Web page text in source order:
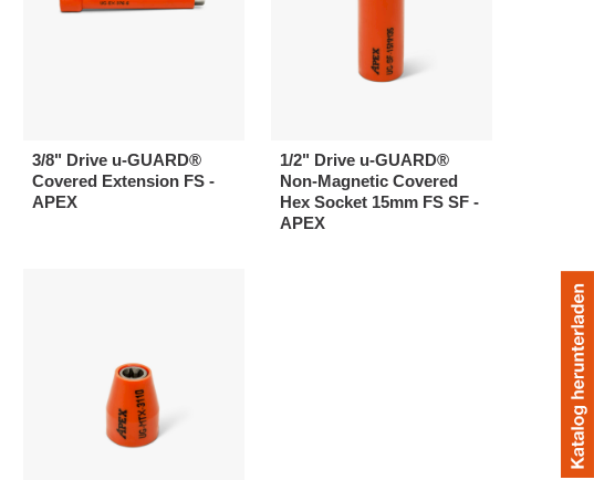
3/8" Drive u-GUARD®
Covered Extension FS -
APEX
1/2" Drive u-GUARD®
Non-Magnetic Covered
Hex Socket 15mm FS SF -
APEX